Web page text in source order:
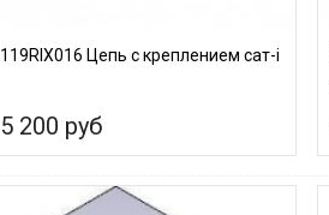
119RIX016 Цепь с креплением сат-i
5 200 руб